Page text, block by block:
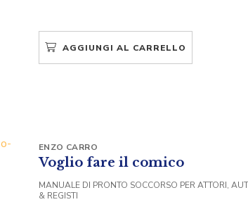
AGGIUNGI AL CARRELLO
Voglio fare il comico
ENZO CARRO
MANUALE DI PRONTO SOCCORSO PER ATTORI,
& REGISTI